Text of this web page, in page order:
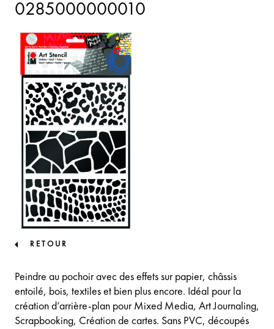
0285000000010
RETOUR
Peindre au pochoir avec des effets sur papier, châssis
entoilé, bois, textiles et bien plus encore. Idéal pour la
création d‘arrière-plan pour Mixed Media, Art Journaling,
Scrapbooking, Création de cartes. Sans PVC, découpés